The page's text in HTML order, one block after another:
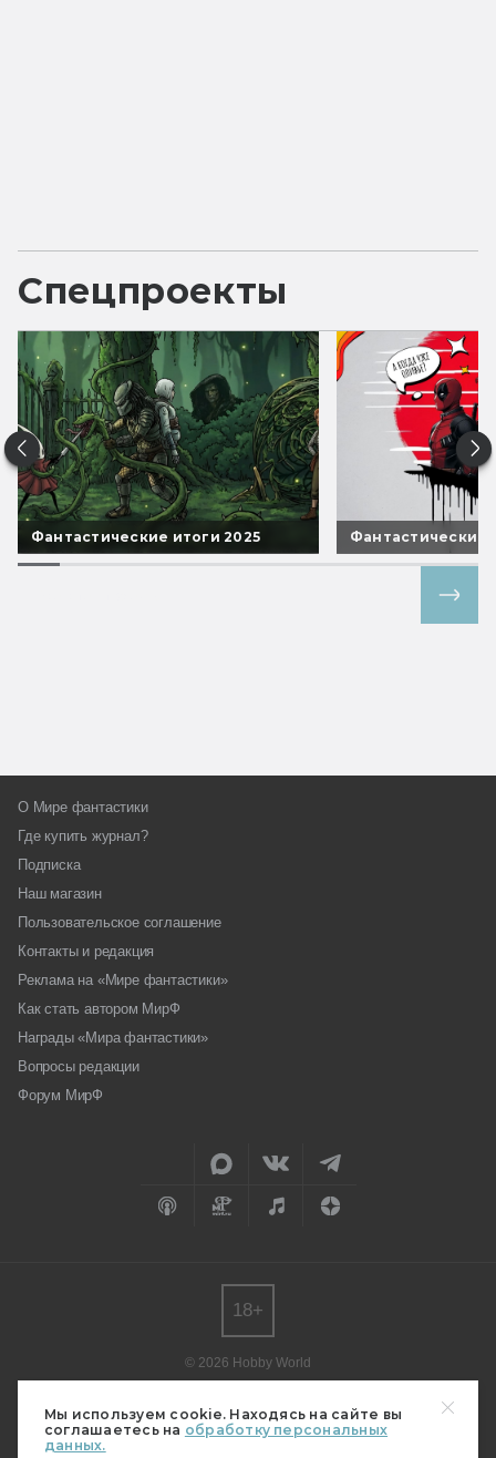
Мы используем cookie. Находясь на сайте вы
соглашаетесь на обработку персональных
данных.
Спецпроекты
Фантастические итоги 2025 Фантастические
О Мире фантастики
Где купить журнал?
Подписка
Наш магазин
Пользовательское соглашение
Контакты и редакция
Реклама на «Мире фантастики»
Как стать автором МирФ
Награды «Мира фантастики»
Вопросы редакции
Форум МирФ
© 2026 Hobby World
редакции.
Мнение авторов может не совпадать с мнением редакции.
Свидетельство о регистрации СМИ серия Эл № ФС77-82485
18+